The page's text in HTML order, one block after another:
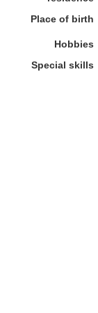
Place of birth
Hobbies
Special skills